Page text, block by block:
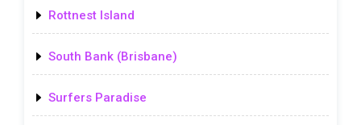
Rottnest Island
South Bank (Brisbane)
Surfers Paradise